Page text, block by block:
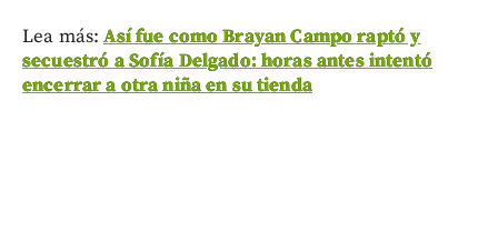
Lea más:Así fue como Brayan Campo raptó y
secuestró a Sofía Delgado: horas antes intentó
encerrar a otra niña en su tienda